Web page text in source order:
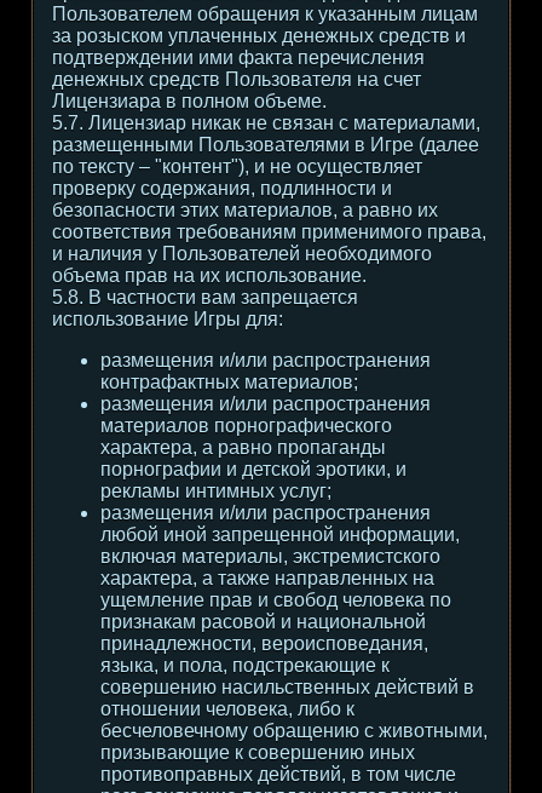
Пользователем обращения к указанным лицам
за розыском уплаченных денежных средств и
подтверждении ими факта перечисления
денежных средств Пользователя на счет
Лицензиара в полном объеме.
5.7. Лицензиар никак не связан с материалами,
размещенными Пользователями в Игре (далее
по тексту – "контент"), и не осуществляет
проверку содержания, подлинности и
безопасности этих материалов, а равно их
соответствия требованиям применимого права,
и наличия у Пользователей необходимого
объема прав на их использование.
5.8. В частности вам запрещается
использование Игры для:
размещения и/или распространения
контрафактных материалов;
размещения и/или распространения
материалов порнографического
характера, а равно пропаганды
порнографии и детской эротики, и
рекламы интимных услуг;
размещения и/или распространения
любой иной запрещенной информации,
включая материалы, экстремистского
характера, а также направленных на
ущемление прав и свобод человека по
признакам расовой и национальной
принадлежности, вероисповедания,
языка, и пола, подстрекающие к
совершению насильственных действий в
отношении человека, либо к
бесчеловечному обращению с животными,
призывающие к совершению иных
противоправных действий, в том числе